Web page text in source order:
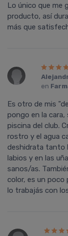
Lo único que me
producto, así­
más que
en
Es otro de mis
pongo en la cara,
piscina del club.
rostro y el agua
deshidrata tanto
labios y en las
sanos/as.
color, es un
lo trabajás con